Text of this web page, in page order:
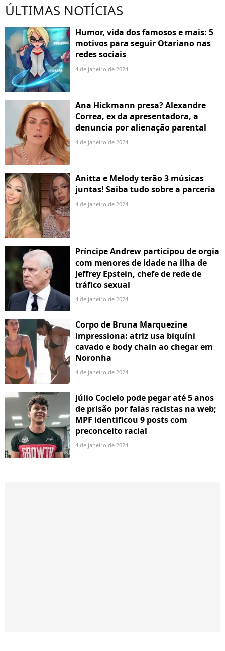
ÚLTIMAS NOTÍCIAS
Humor, vida dos famosos e mais: 5
motivos para seguir Otariano nas
redes sociais
4 de janeiro de 2024
Ana Hickmann presa? Alexandre
Correa, ex da apresentadora, a
denuncia por alienação parental
4 de janeiro de 2024
Anitta e Melody terão 3 músicas
juntas! Saiba tudo sobre a parceria
4 de janeiro de 2024
Príncipe Andrew participou de orgia
com menores de idade na ilha de
Jeffrey Epstein, chefe de rede de
tráfico sexual
4 de janeiro de 2024
Corpo de Bruna Marquezine
impressiona: atriz usa biquíni
cavado e body chain ao chegar em
Noronha
4 de janeiro de 2024
Júlio Cocielo pode pegar até 5 anos
de prisão por falas racistas na web;
MPF identificou 9 posts com
preconceito racial
4 de janeiro de 2024